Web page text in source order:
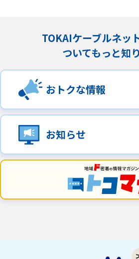
TOKAIケーブルネッ
ついてもっと知
おトクな情報
お知らせ